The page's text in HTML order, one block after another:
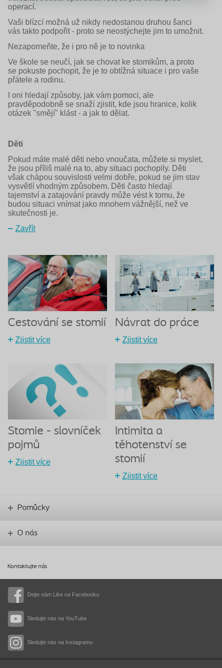
operací.
Vaši blízcí možná už nikdy nedostanou druhou šanci
vás takto podpořit - proto se neostýchejte jim to umožnit.
Nezapomeňte, že i pro ně je to novinka
Ve škole se neučí, jak se chovat ke stomikům, a proto
se pokuste pochopit, že je to obtížná situace i pro vaše
přátele a rodinu.
I oni hledají způsoby, jak vám pomoci, ale
pravděpodobně se snaží zjistit, kde jsou hranice, kolik
otázek "smějí" klást - a jak to dělat.
Děti
Pokud máte malé děti nebo vnoučata, můžete si myslet,
že jsou příliš malé na to, aby situaci pochopily. Děti
však chápou souvislosti velmi dobře, pokud se jim stav
vysvětlí vhodným způsobem. Děti často hledají
tajemství a zatajování pravdy může vést k tomu, že
budou situaci vnímat jako mnohem vážnější, než ve
skutečnosti je.
Zavřít
Cestování se stomií
Zjistit více
Návrat do práce
Zjistit více
Stomie - slovníček
pojmů
Zjistit více
Intimita a
těhotenství se
stomií
Zjistit více
Dejte nám Like na Facebooku
Sledujte nás na YouTube
Sledujte nás na Instagramu
Pomůcky
O nás
Kontaktujte nás